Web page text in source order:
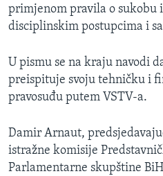
primjenom pravila o sukobu
disciplinskim postupcima i
U pismu se na kraju navodi
preispituje svoju tehničku i
pravosuđu putem VSTV-a.
Damir Arnaut,
istražne komisije
Parlamentarne skupštine